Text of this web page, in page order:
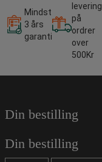
Mindst
3 års
garanti
levering
på
ordrer
over
500Kr
Din bestilling
Din bestilling